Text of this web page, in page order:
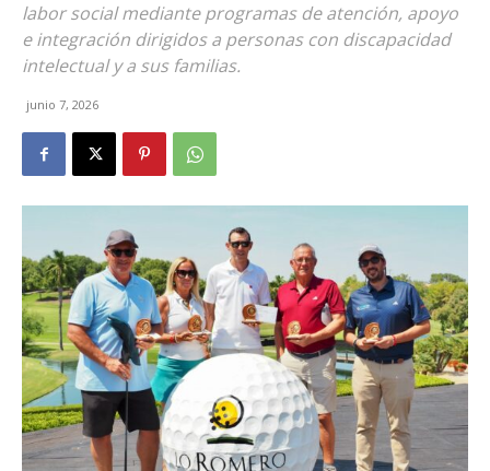
labor social mediante programas de atención, apoyo
e integración dirigidos a personas con discapacidad
intelectual y a sus familias.
junio 7, 2026